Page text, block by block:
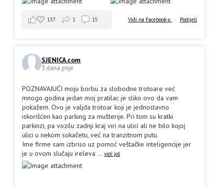
Vidi na Facebook-u · Podijeli
137 1 15
SJENICA.com
3 dana prije
POZNAVAJUĆI moju borbu za slobodne trotoare već
mnogo godina jedan moj pratilac je sliko ovo da vam
pokažem. Ovo je valjda trotoar koji je jednostavno
iskorišćen kao parking za mušterije. Pri tom su kratki
parkinzi, pa vozilu zadnji kraj viri na ulici ali ne bilo kojoj
ulici u nekom sokačetu, već na tranzitnom putu.
Ime firme sam izbriso uz pomoć veštačke inteligencije jer
je u ovom slučaju ireleva ... vidi još